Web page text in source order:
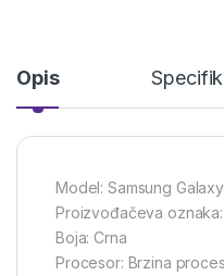
Opis
Model: Samsung
Proizvođačeva oznaka:
Boja: Crna
Procesor: Brzina